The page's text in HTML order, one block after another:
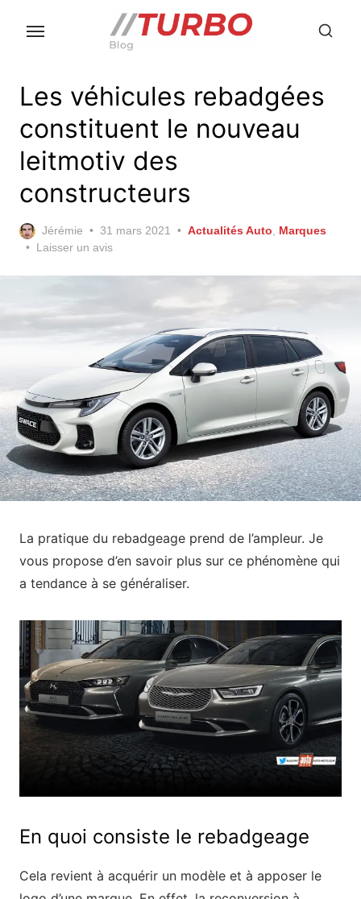
Les véhicules rebadgées
constituent le nouveau
leitmotiv des
constructeurs
Jérémie
Posted
on
31 mars 2021 Actualités Auto
Marques
Laisser un avis
La pratique du rebadgeage prend de l’ampleur. Je
vous propose d’en savoir plus sur ce phénomène qui
a tendance à se généraliser.
En quoi consiste le rebadgeage
Cela revient à acquérir un modèle et à apposer le